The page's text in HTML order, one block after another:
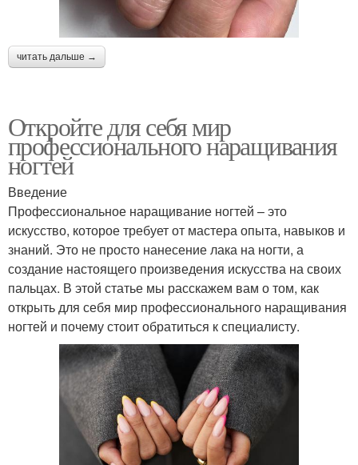
читать дальше →
Откройте для себя мир
профессионального наращивания
ногтей
Введение
Профессиональное наращивание ногтей – это
искусство, которое требует от мастера опыта, навыков и
знаний. Это не просто нанесение лака на ногти, а
создание настоящего произведения искусства на своих
пальцах. В этой статье мы расскажем вам о том, как
открыть для себя мир профессионального наращивания
ногтей и почему стоит обратиться к специалисту.